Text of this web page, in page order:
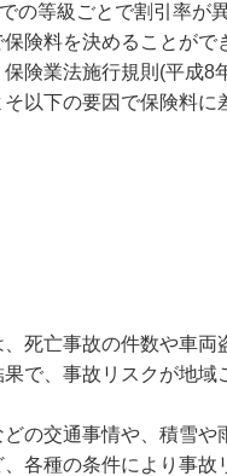
の等級ごとで割引率が
険料を決めることがで
険業法施行規則(平成8
以下の要因で保険料に
死亡事故の件数や車両
で、事故リスクが地域
の交通事情や、積雪
各種の条件により事故